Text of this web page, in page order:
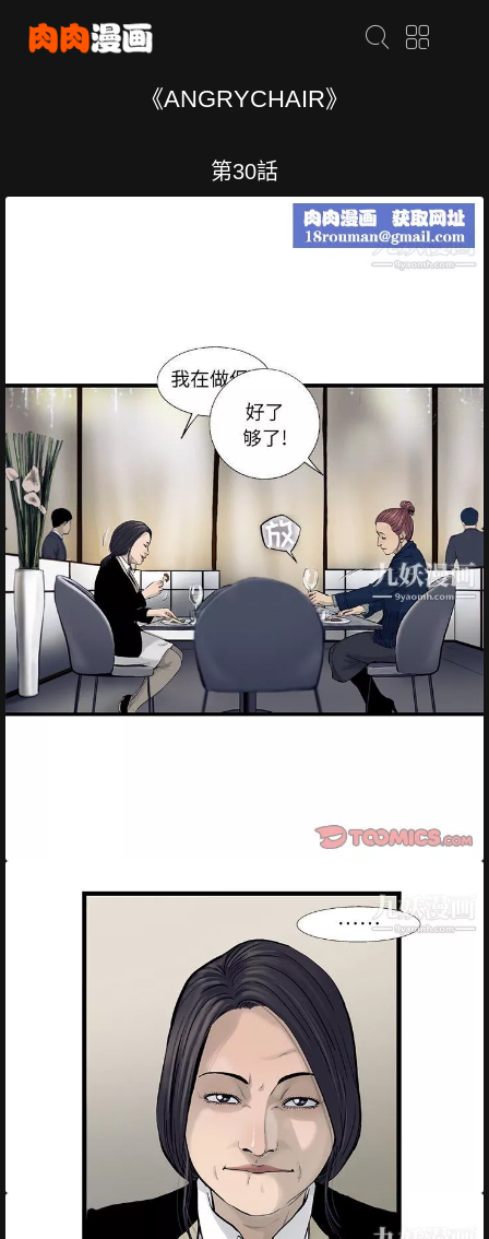
《ANGRYCHAIR》
第30話